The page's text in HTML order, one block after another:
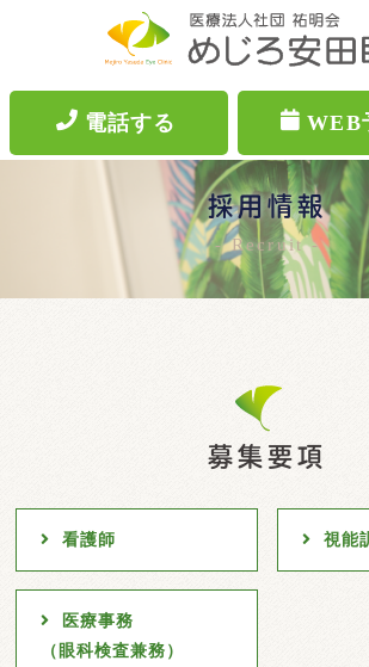
電話する WEB
採用情報
Recruit
募集要項
看護師 視能
医療事務
（眼科検査兼務）